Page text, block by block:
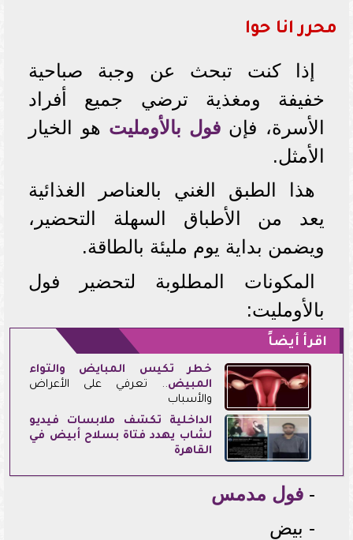
محرر انا حوا
إذا كنت تبحث عن وجبة صباحية
خفيفة ومغذية ترضي جميع أفراد
الأسرة، فإن فول بالأومليت هو الخيار
الأمثل.
هذا الطبق الغني بالعناصر الغذائية
يعد من الأطباق السهلة التحضير،
ويضمن بداية يوم مليئة بالطاقة.
المكونات المطلوبة لتحضير فول
بالأومليت:
اقرأ أيضاً
خطر تكيس المبايض والتواء
المبيض.. تعرفي على الأعراض
والأسباب
الداخلية تكشف ملابسات فيديو
لشاب يهدد فتاة بسلاح أبيض في
القاهرة
-فول مدمس
- بيض